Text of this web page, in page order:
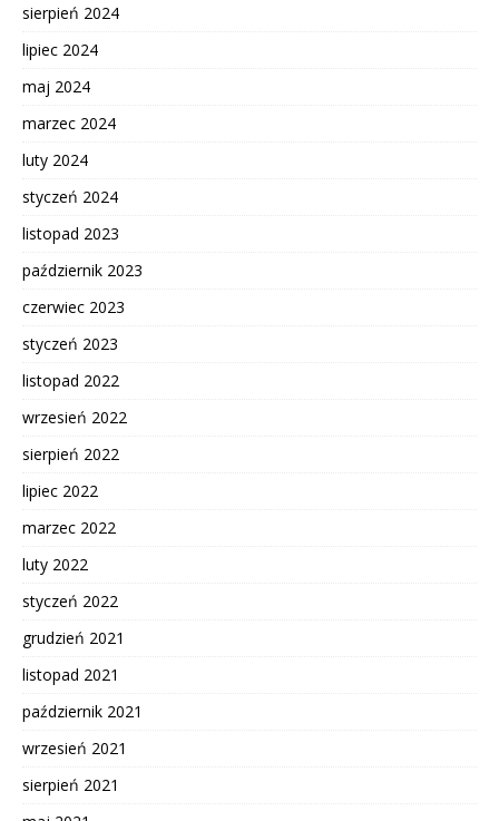
sierpień 2024
lipiec 2024
maj 2024
marzec 2024
luty 2024
styczeń 2024
listopad 2023
październik 2023
czerwiec 2023
styczeń 2023
listopad 2022
wrzesień 2022
sierpień 2022
lipiec 2022
marzec 2022
luty 2022
styczeń 2022
grudzień 2021
listopad 2021
październik 2021
wrzesień 2021
sierpień 2021